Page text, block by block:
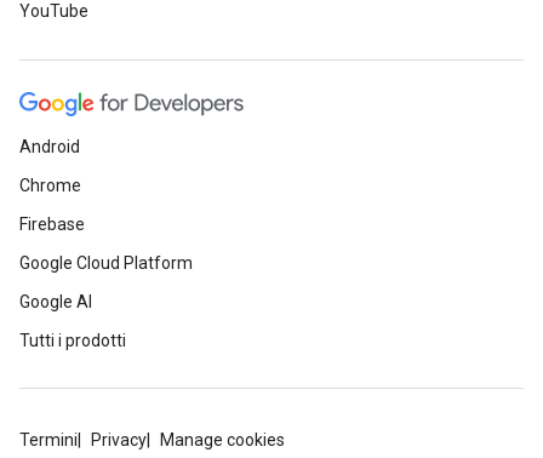
YouTube
Android
Chrome
Firebase
Google Cloud Platform
Google AI
Tutti i prodotti
Termini Privacy Manage cookies